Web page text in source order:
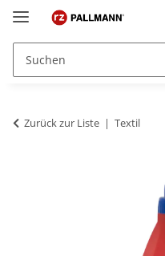
Zurück zur Liste Textil